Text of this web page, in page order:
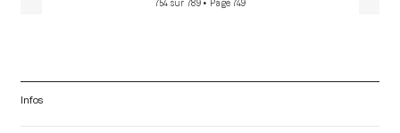
754 sur 789 • Page 749
Infos